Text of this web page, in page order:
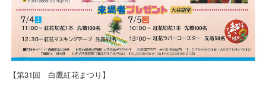
特集 - さくらまつり, 新そばキャンペーン, 紅花まつり, 鮎まつり
■お知らせ
■春・古典桜の里
■初夏・高い山
【第31回 白鷹紅花まつり】